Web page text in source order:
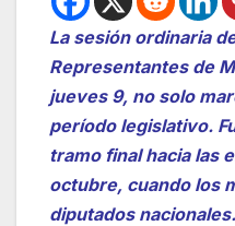
La sesión ordinaria
Representantes de
jueves 9, no solo
período legislativo.
tramo final hacia las
octubre, cuando los
diputados nacionales.